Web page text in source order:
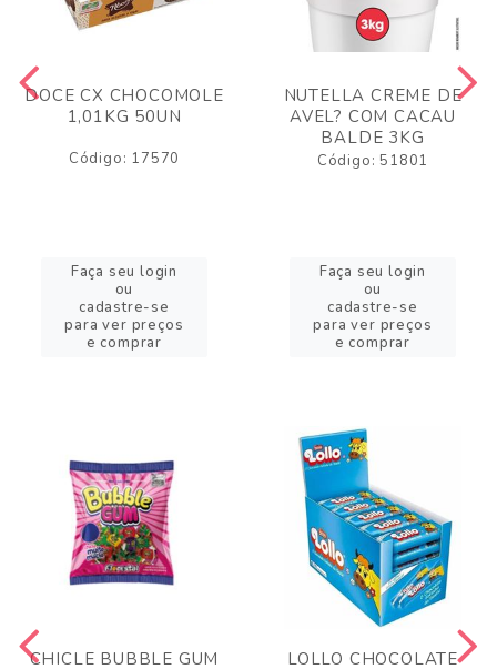
DOCE CX CHOCOMOLE
1,01KG 50UN
Código: 17570
Faça seu login
ou
cadastre-se
para ver preços
e comprar
NUTELLA CREME DE
AVEL? COM CACAU
BALDE 3KG
Código: 51801
Faça seu login
ou
cadastre-se
para ver preços
e comprar
CHICLE BUBBLE GUM
LOLLO CHOCOLATE